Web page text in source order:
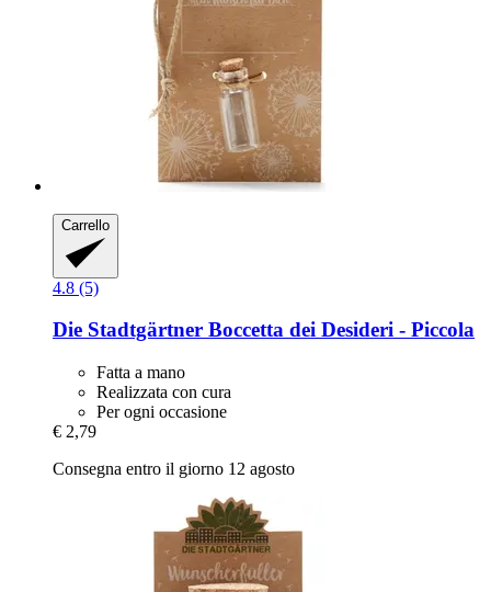
Carrello
4.8 (5)
Die Stadtgärtner Boccetta dei Desideri -​ Piccola
Fatta a mano
Realizzata con cura
Per ogni occasione
€ 2,79
Consegna entro il giorno 12 agosto